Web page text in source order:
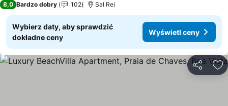
8,0 Bardzo dobry 102 Sal Rei
Wybierz daty, aby sprawdzić
dokładne ceny
Wyświetl ceny